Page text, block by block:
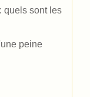
quels sont les
peine